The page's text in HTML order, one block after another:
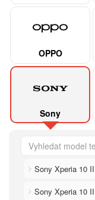
OPPO
Sony
Sony Xperia 10 II
Sony Xperia 10